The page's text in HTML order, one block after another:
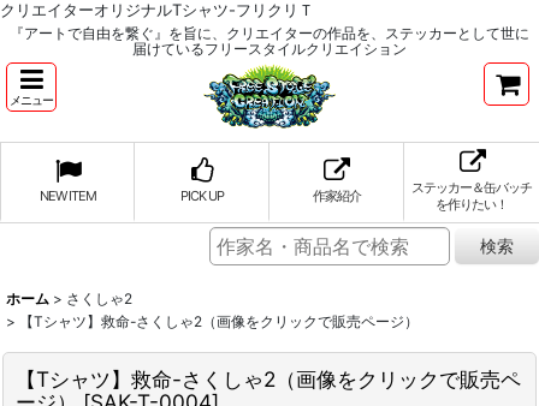
クリエイターオリジナルTシャツ-フリクリＴ
『アートで自由を繋ぐ』を旨に、クリエイターの作品を、ステッカーとして世に
届けているフリースタイルクリエイション
メニュー
NEW ITEM PICK UP 作家紹介
ステッカー＆缶バッチ
を作りたい！
ホーム > さくしゃ2
>
【Tシャツ】救命-さくしゃ2（画像をクリックで販売ページ）
【Tシャツ】救命-さくしゃ2（画像をクリックで販売ペ